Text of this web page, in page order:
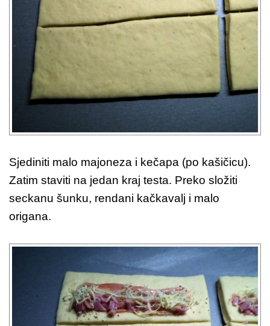
Sjediniti malo majoneza i kečapa (po kašičicu).
Zatim staviti na jedan kraj testa. Preko složiti
seckanu šunku, rendani kačkavalj i malo
origana.